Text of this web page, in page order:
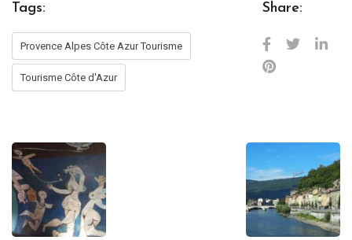
Tags:
Provence Alpes Côte Azur Tourisme
Tourisme Côte d'Azur
Share: